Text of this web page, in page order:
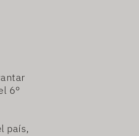
6°
país,